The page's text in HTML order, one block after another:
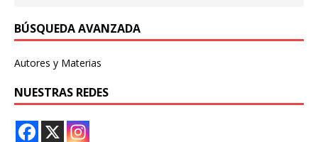
BÚSQUEDA AVANZADA
Autores y Materias
NUESTRAS REDES